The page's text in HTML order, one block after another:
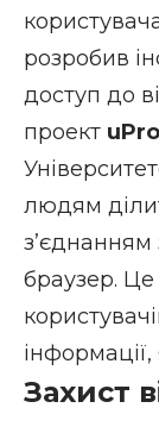
розробив
доступ до
проект
людям
браузер.
Захист